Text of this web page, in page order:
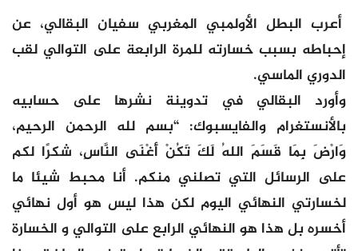
أعرب البطل الأولمبي المغربي سفيان البقالي، عن
إحباطه بسبب خسارته للمرة الرابعة على التوالي لقب
الدوري الماسي.
وأورد البقالي في تدوينة نشرها على حسابيه
بالأنستغرام والفايسبوك: “بسم لله الرحمن الرحيم،
وَارْضَ بِمَا قَسَمَ اللهُ لَكَ تَكُنْ أَغْنَى النَّاسِ، شكرًا لكم
على الرسائل التي تصلني منكم. أنا محبط شيئا ما
لخسارتي النهائي اليوم لكن هذا ليس هو أول نهائي
أخسره بل هذا هو النهائي الرابع على التوالي و الخسارة